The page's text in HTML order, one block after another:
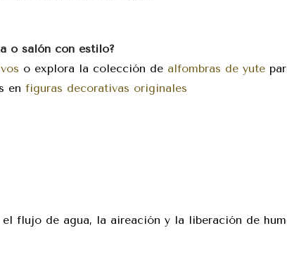
o salón con estilo?
o explora la colección de alfombras de yute
en figuras decorativas originales
flujo de agua, la aireación y la liberación de